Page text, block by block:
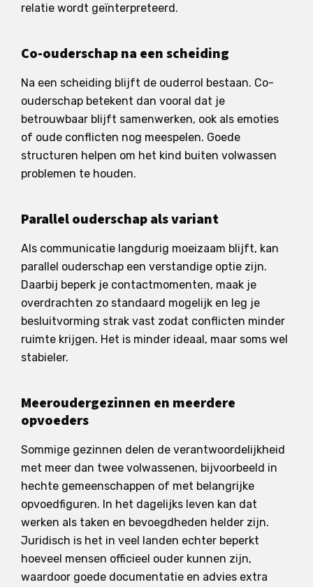
relatie wordt geïnterpreteerd.
Co-ouderschap na een scheiding
Na een scheiding blijft de ouderrol bestaan. Co-
ouderschap betekent dan vooral dat je
betrouwbaar blijft samenwerken, ook als emoties
of oude conflicten nog meespelen. Goede
structuren helpen om het kind buiten volwassen
problemen te houden.
Parallel ouderschap als variant
Als communicatie langdurig moeizaam blijft, kan
parallel ouderschap een verstandige optie zijn.
Daarbij beperk je contactmomenten, maak je
overdrachten zo standaard mogelijk en leg je
besluitvorming strak vast zodat conflicten minder
ruimte krijgen. Het is minder ideaal, maar soms wel
stabieler.
Meeroudergezinnen en meerdere
opvoeders
Sommige gezinnen delen de verantwoordelijkheid
met meer dan twee volwassenen, bijvoorbeeld in
hechte gemeenschappen of met belangrijke
opvoedfiguren. In het dagelijks leven kan dat
werken als taken en bevoegdheden helder zijn.
Juridisch is het in veel landen echter beperkt
hoeveel mensen officieel ouder kunnen zijn,
waardoor goede documentatie en advies extra